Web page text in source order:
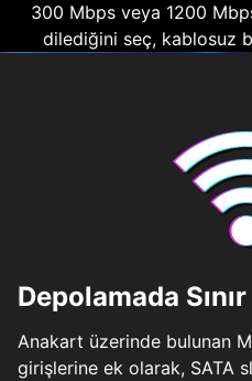
300 Mbps veya 1200
dilediğini seç, kablosuz
Depolamada
Anakart üzerinde bulunan
girişlerine ek olarak, SATA